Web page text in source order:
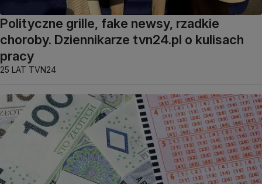
Polityczne grille, fake newsy, rzadkie
choroby. Dziennikarze tvn24.pl o kulisach
pracy
25 LAT TVN24